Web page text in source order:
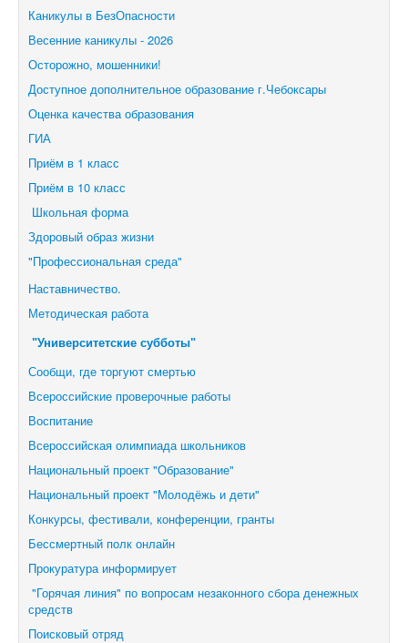
Каникулы в БезОпасности
Весенние каникулы - 2026
Осторожно, мошенники!
Доступное дополнительное образование г.Чебоксары
Оценка качества образования
ГИА
Приём в 1 класс
Приём в 10 класс
Школьная форма
Здоровый образ жизни
"Профессиональная среда"
Наставничество.
Методическая работа
"Университетские субботы"
Сообщи, где торгуют смертью
Всероссийские проверочные работы
Воспитание
Всероссийская олимпиада школьников
Национальный проект "Образование"
Национальный проект "Молодёжь и дети"
Конкурсы, фестивали, конференции, гранты
Бессмертный полк онлайн
Прокуратура информирует
"Горячая линия" по вопросам незаконного сбора денежных
средств
Поисковый отряд